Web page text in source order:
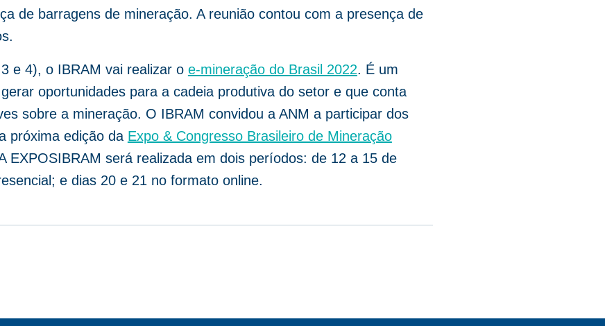
de barragens de mineração. A reunião contou com a presença de
e 4), o IBRAM vai realizar o e-mineração do Brasil 2022. É um
oportunidades para a cadeia produtiva do setor e que conta
sobre a mineração. O IBRAM convidou a ANM a participar dos
próxima edição da Expo & Congresso Brasileiro de Mineração
EXPOSIBRAM será realizada em dois períodos: de 12 a 15 de
e dias 20 e 21 no formato online.